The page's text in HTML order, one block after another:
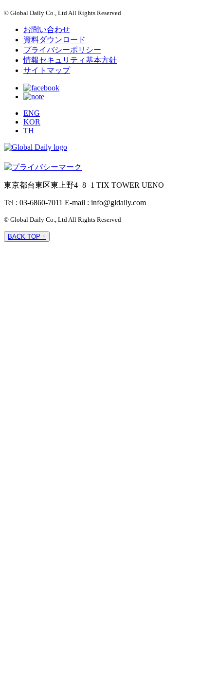
© Global Daily Co., Ltd All Rights Reserved
お問い合わせ
資料ダウンロード
プライバシーポリシー
情報セキュリティ基本方針
サイトマップ
ENG
KOR
TH
東京都台東区東上野4−8−1 TIX TOWER UENO
Tel : 03-6860-7011 E-mail : info@gldaily.com
© Global Daily Co., Ltd All Rights Reserved
BACK TOP ↑